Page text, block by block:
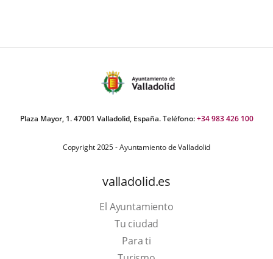
Plaza Mayor, 1. 47001 Valladolid, España. Teléfono:+34 983 426 100
Copyright 2025 - Ayuntamiento de Valladolid
valladolid.es
El Ayuntamiento
Tu ciudad
Para ti